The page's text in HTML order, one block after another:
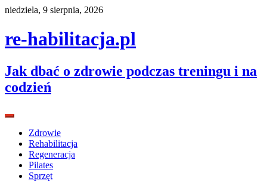
Skip
content
niedziela, 9 sierpnia, 2026
re-habilitacja.pl
Jak dbać o zdrowie podczas treningu i na
codzień
Zdrowie
Rehabilitacja
Regeneracja
Pilates
Sprzęt